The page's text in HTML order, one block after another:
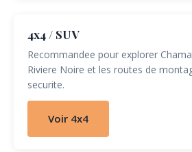
4x4 / SUV
Recommandee pour explorer
Riviere Noire et les routes de
securite.
Voir 4x4